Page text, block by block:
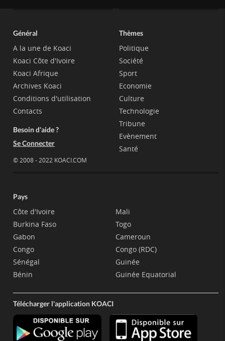
Général
A la une de Koaci
Koaci Côte d'Ivoire
Koaci Afrique
Archives Koaci
Conditions d'utilisation
Contacts
Besoin d'aide ?
Se Connecter
© 2008 - 2022 KOACI.COM
Thèmes
Politique
Société
Sport
Economie
Culture
Technologie
Tribune
Evènement
Santé
Pays
Côte d'Ivoire
Burkina Faso
Gabon
Congo
Sénégal
Bénin
Mali
Togo
Cameroun
Congo (RDC)
Guinée
Guinée Equatorial
Télécharger l'application KOACI